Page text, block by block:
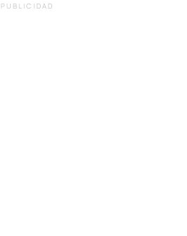
PUBLICIDAD